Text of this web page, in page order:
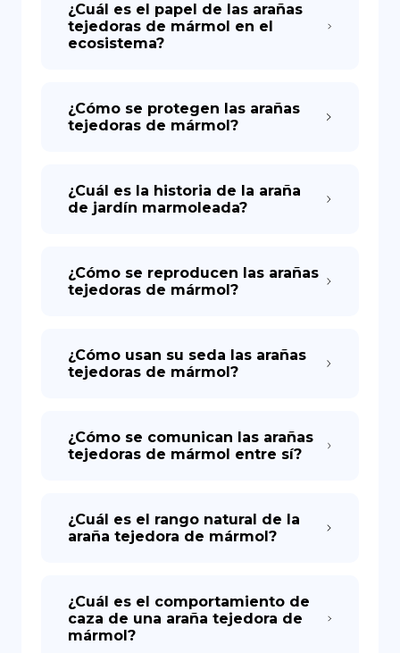
¿Cuál es el papel de las arañas
tejedoras de mármol en el
ecosistema?
¿Cómo se protegen las arañas
tejedoras de mármol?
¿Cuál es la historia de la araña
de jardín marmoleada?
¿Cómo se reproducen las arañas
tejedoras de mármol?
¿Cómo usan su seda las arañas
tejedoras de mármol?
¿Cómo se comunican las arañas
tejedoras de mármol entre sí?
¿Cuál es el rango natural de la
araña tejedora de mármol?
¿Cuál es el comportamiento de
caza de una araña tejedora de
mármol?